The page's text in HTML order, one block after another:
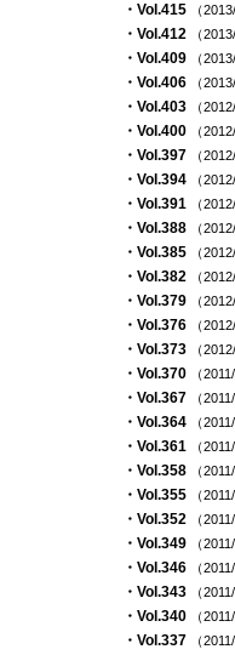
・Vol.415 （
・Vol.412 （
・Vol.409 （
・Vol.406 （
・Vol.403 （
・Vol.400 （
・Vol.397 （
・Vol.394 （
・Vol.391 （
・Vol.388 （
・Vol.385 （
・Vol.382 （
・Vol.379 （
・Vol.376 （
・Vol.373 （
・Vol.370 （
・Vol.367 （
・Vol.364 （
・Vol.361 （
・Vol.358 （
・Vol.355 （
・Vol.352 （
・Vol.349 （
・Vol.346 （
・Vol.343 （
・Vol.340 （
・Vol.337 （